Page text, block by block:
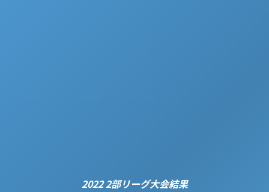
2022 2部リーグ大会結果